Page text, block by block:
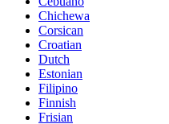
Chichewa
Corsican
Croatian
Dutch
Estonian
Filipino
Finnish
Frisian